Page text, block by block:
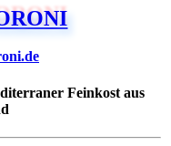
Feinkost aus